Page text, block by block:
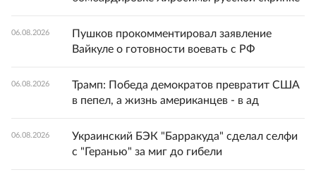
06.08.2026
Пушков прокомментировал заявление
Вайкуле о готовности воевать с РФ
06.08.2026
Трамп: Победа демократов превратит США
в пепел, а жизнь американцев - в ад
06.08.2026
Украинский БЭК "Барракуда" сделал селфи
с "Геранью" за миг до гибели